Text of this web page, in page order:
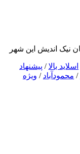
اسلاید بالا/ پیشنهاد
/ محمودآباد / ویژه